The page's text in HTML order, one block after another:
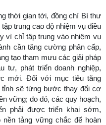
thời gian tới, đồng chí Bí thư
trung cao độ nhiệm vụ điều
vì chỉ tập trung vào nhiệm vụ
cần tăng cường phân cấp,
tạo tham mưu các giải pháp
tư, phát triển doanh nghiệp,
mới. Đối với mục tiêu tăng
sẽ từng bước thay đổi cơ
vững; do đó, các quy hoạch,
phải được triển khai sớm,
tảng vững chắc để hoàn